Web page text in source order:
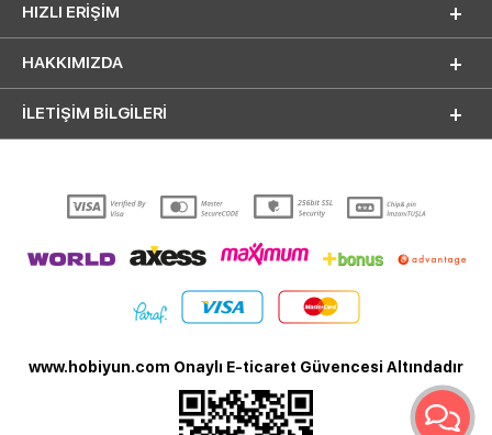
HIZLI ERIŞIM
HAKKIMIZDA
İLETİŞİM BİLGİLERİ
www.hobiyun.com Onaylı E-ticaret Güvencesi Altındadır